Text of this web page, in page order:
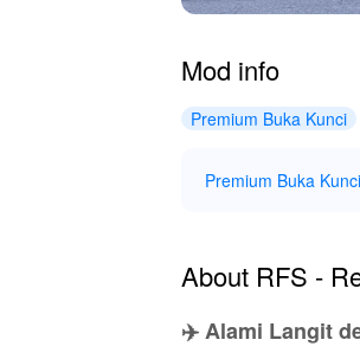
Mod info
Premium Buka Kunci
Premium Buka Kunci
About RFS -
✈️ Alami Langit